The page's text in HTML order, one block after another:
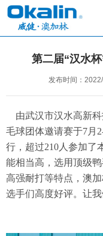
第二届“汉水
发布时间：
由武汉市汉水高新
毛球团体邀请赛于7月
行，超过210 人参加了
能相当高，选用顶级
高强耐打等特点，澳
选手们高度好评。让